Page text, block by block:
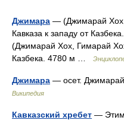
Джимара — (Джимарай
Кавказа к западу от
(Джимарай Хох, Гимарай
Казбека. 4780 м …
Джимара — осет.
Википедия
Кавказский хребет — Этим